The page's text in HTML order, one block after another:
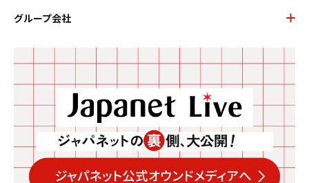
グループ会社